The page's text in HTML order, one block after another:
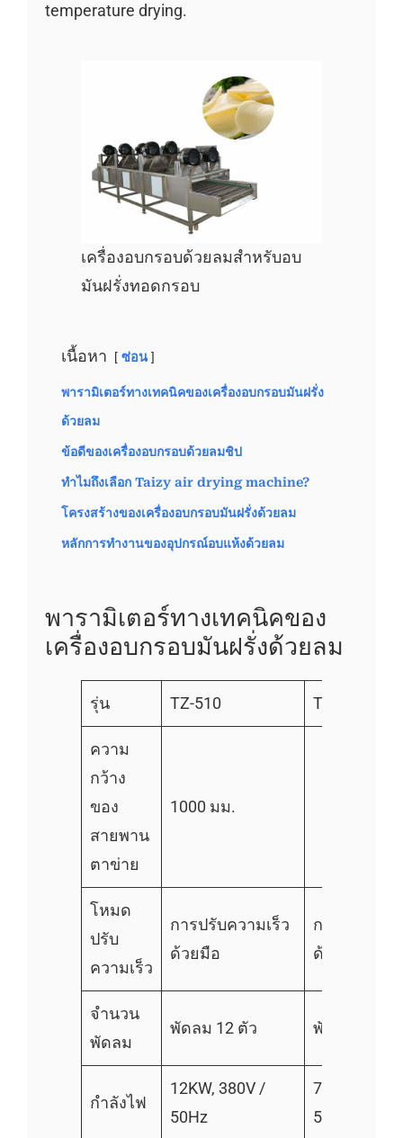
temperature drying.
เครื่องอบกรอบด้วยลมสำหรับอบ
มันฝรั่งทอดกรอบ
เนื้อหา ซ่อน
พารามิเตอร์ทางเทคนิคของเครื่องอบกรอบมันฝรั่ง
ด้วยลม
ข้อดีของเครื่องอบกรอบด้วยลมชิป
ทำไมถึงเลือก Taizy air drying machine?
โครงสร้างของเครื่องอบกรอบมันฝรั่งด้วยลม
หลักการทำงานของอุปกรณ์อบแห้งด้วยลม
พารามิเตอร์ทางเทคนิคของ
เครื่องอบกรอบมันฝรั่งด้วยลม
รุ่น TZ-510 TA-520
ความ
กว้าง
ของ
สายพาน
ตาข่าย
1000 มม.
โหมด
ปรับ
ความเร็ว
การปรับความเร็ว
ด้วยมือ
การปรับควา
ด้วยมือ
จำนวน
พัดลม
พัดลม 12 ตัว พัดลม 10 ตัว
กำลังไฟ
12KW, 380V /
50Hz
7.5KW,
50Hz